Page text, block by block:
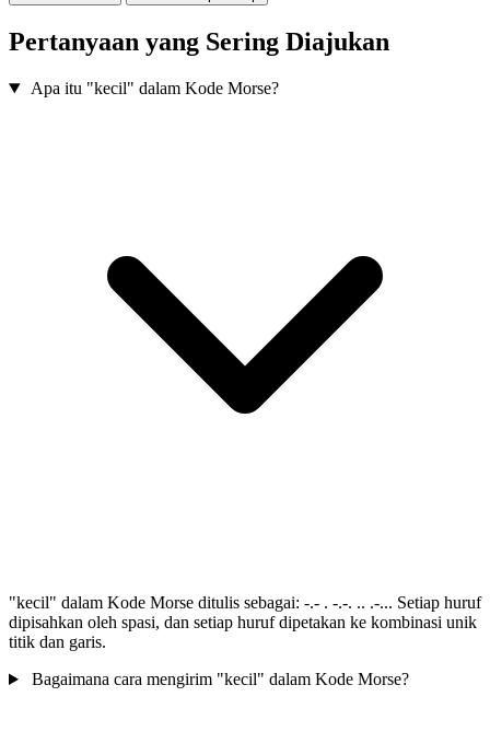
Pertanyaan yang Sering Diajukan
Apa itu "kecil" dalam Kode Morse?
"kecil" dalam Kode Morse ditulis sebagai: -.- . -.-. .. .-... Setiap huruf
dipisahkan oleh spasi, dan setiap huruf dipetakan ke kombinasi unik
titik dan garis.
Bagaimana cara mengirim "kecil" dalam Kode Morse?